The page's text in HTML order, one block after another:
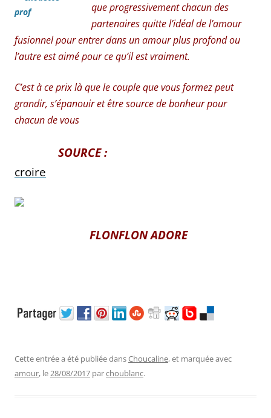
que progressivement chacun des
partenaires quitte l’idéal de l’amour
fusionnel pour entrer dans un amour plus profond ou
l’autre est aimé pour ce qu’il est vraiment.
C’est à ce prix là que le couple que vous formez peut
grandir, s’épanouir et être source de bonheur pour
chacun de vous
SOURCE :
croire
FLONFLON ADORE
Cette entrée a été publiée dansChoucaline, et marquée avec
amour, le28/08/2017 parchoublanc.